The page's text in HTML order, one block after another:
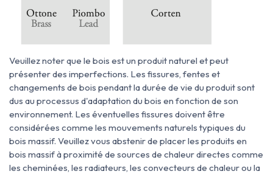
Veuillez noter que le bois est un produit naturel et peut
présenter des imperfections. Les fissures, fentes et
changements de bois pendant la durée de vie du produit sont
dus au processus d'adaptation du bois en fonction de son
environnement. Les éventuelles fissures doivent être
considérées comme les mouvements naturels typiques du
bois massif. Veuillez vous abstenir de placer les produits en
bois massif à proximité de sources de chaleur directes comme
les cheminées, les radiateurs, les convecteurs de chaleur ou la